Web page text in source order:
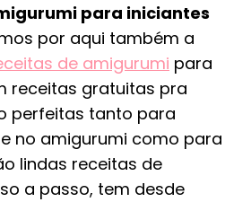
para iniciantes
por aqui também a
de amigurumi para
receitas gratuitas pra
perfeitas tanto para
no amigurumi como para
lindas receitas de
a passo, tem desde